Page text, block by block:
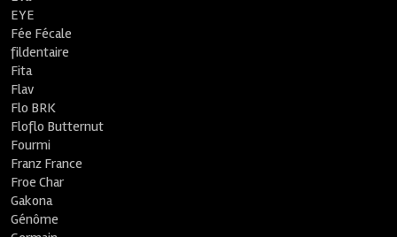
EYE
Fée Fécale
fildentaire
Fita
Flav
Flo BRK
Floflo Butternut
Fourmi
Franz France
Froe Char
Gakona
Génôme